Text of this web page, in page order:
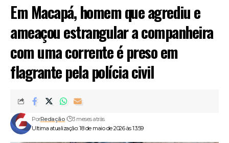
Em Macapá, homem que agrediu e
ameaçou estrangular a companheira
com uma corrente é preso em
flagrante pela polícia civil
Ultima atualização: 18 de maio de 2026 às 13:59
PorRedação 3 meses atrás